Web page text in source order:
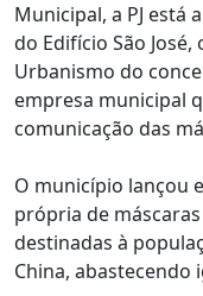
Municipal, a PJ está
do Edifício São
Urbanismo do
empresa municipal
comunicação das
O município lançou
própria de
destinadas à
China,